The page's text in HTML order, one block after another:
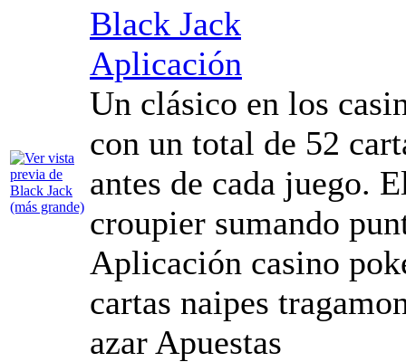
Black Jack
Aplicación
Un clásico en los
con un total de 52
antes de cada juego.
croupier sumando
Aplicación casino
cartas naipes
azar Apuestas